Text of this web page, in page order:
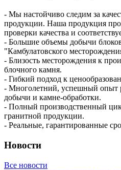
- Мы настойчиво следим за
продукции. Наша продукция
проверки качества и
- Большие объемы добычи
"Камбулатовского
- Близость месторождения к
блочного камня.
- Гибкий подход к
- Многолетний, успешный опыт
добычи и камне-обработки.
- Полный производственный
гранитной продукции.
- Реальные, гарантированные
Новости
Все новости